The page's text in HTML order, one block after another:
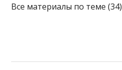
Все материалы по теме (34)